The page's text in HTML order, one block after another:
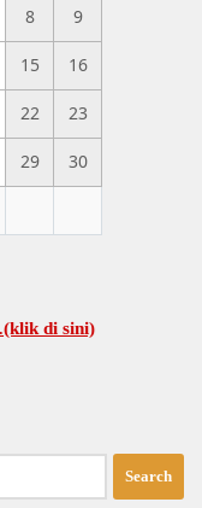
8 9
15 16
22 23
29 30
sini)